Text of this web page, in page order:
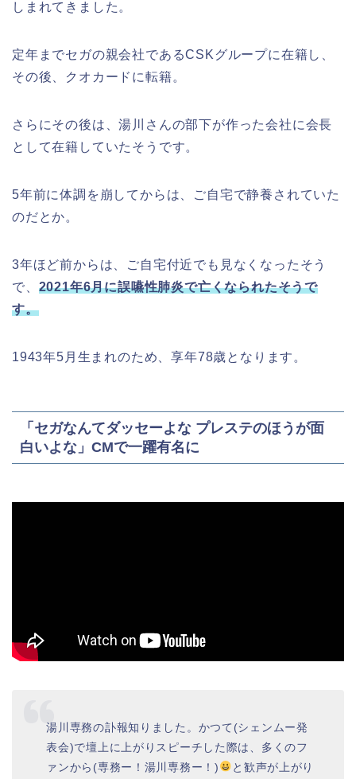
しまれてきました。
定年までセガの親会社であるCSKグループに在籍し、
その後、クオカードに転籍。
さらにその後は、湯川さんの部下が作った会社に会長
として在籍していたそうです。
5年前に体調を崩してからは、ご自宅で静養されていた
のだとか。
3年ほど前からは、ご自宅付近でも見なくなったそう
で、 2021年6月に誤嚥性肺炎で亡くなられたそうで
す。
1943年5月生まれのため、享年78歳となります。
「セガなんてダッセーよな プレステのほうが面
白いよな」CMで一躍有名に
湯川専務の訃報知りました。かつて(シェンムー発
表会)で壇上に上がりスピーチした際は、多くのフ
ァンから(専務ー！湯川専務ー！)
と歓声が上がり